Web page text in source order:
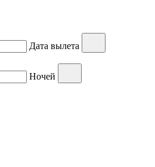
Дата вылета
Ночей